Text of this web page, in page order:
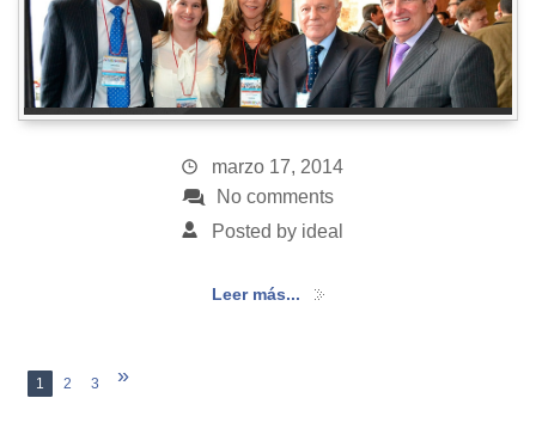
marzo 17, 2014
No comments
Posted by ideal
Leer más...
1 2 3 »